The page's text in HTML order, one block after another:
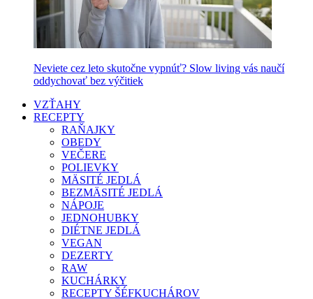
Neviete cez leto skutočne vypnúť? Slow living vás naučí
oddychovať bez výčitiek
VZŤAHY
RECEPTY
RAŇAJKY
OBEDY
VEČERE
POLIEVKY
MÄSITÉ JEDLÁ
BEZMÄSITÉ JEDLÁ
NÁPOJE
JEDNOHUBKY
DIÉTNE JEDLÁ
VEGAN
DEZERTY
RAW
KUCHÁRKY
RECEPTY ŠÉFKUCHÁROV